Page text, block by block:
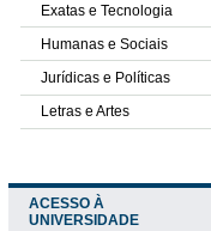
Exatas e Tecnologia
Humanas e Sociais
Jurídicas e Políticas
Letras e Artes
ACESSO À
UNIVERSIDADE